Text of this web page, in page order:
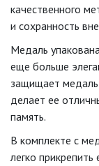
качественного
и сохранность
Медаль
еще больше
защищает
делает ее
память.
В комплекте с
легко